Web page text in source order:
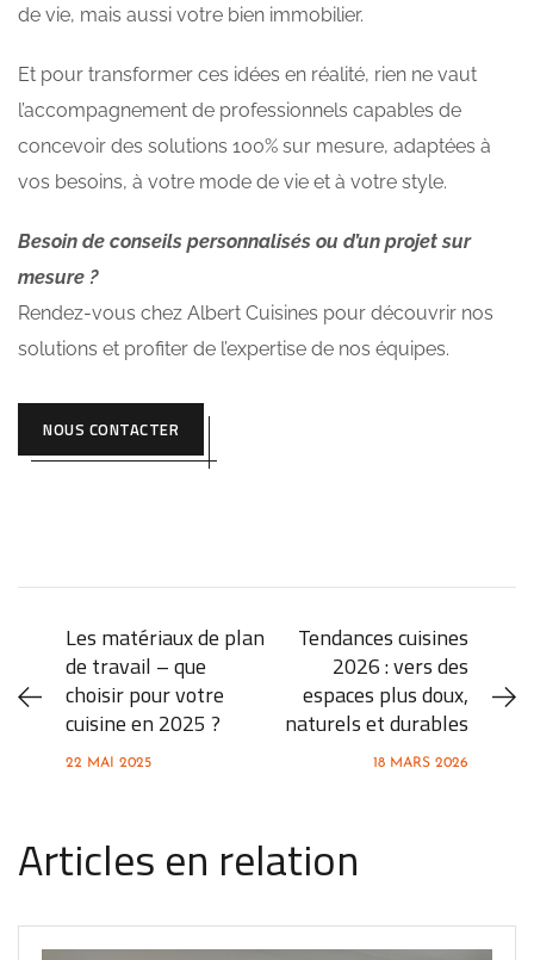
de vie, mais aussi votre bien immobilier.
Et pour transformer ces idées en réalité, rien ne vaut
l’accompagnement de professionnels capables de
concevoir des solutions 100% sur mesure, adaptées à
vos besoins, à votre mode de vie et à votre style.
Besoin de conseils personnalisés ou d’un projet sur
mesure ?
Rendez-vous chez Albert Cuisines pour découvrir nos
solutions et profiter de l’expertise de nos équipes.
NOUS CONTACTER
Les matériaux de plan
de travail – que
choisir pour votre
cuisine en 2025 ?
22 MAI 2025
Tendances cuisines
2026 : vers des
espaces plus doux,
naturels et durables
18 MARS 2026
Articles en relation